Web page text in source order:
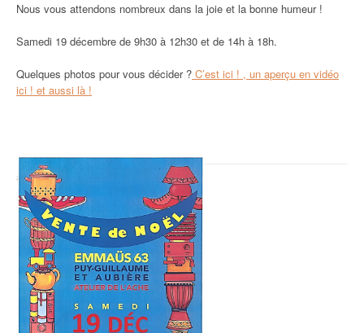
Nous vous attendons nombreux dans la joie et la bonne humeur !
Samedi 19 décembre de 9h30 à 12h30 et de 14h à 18h.
Quelques photos pour vous décider ? C’est ici ! , un aperçu en vidéo
ici ! et aussi là !